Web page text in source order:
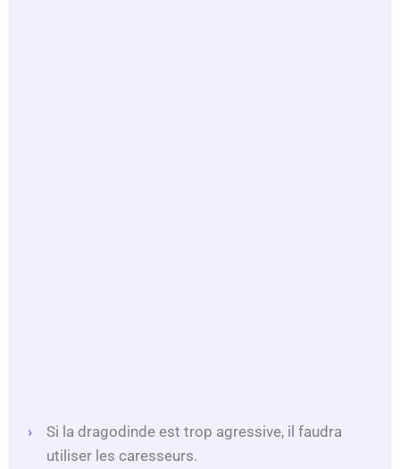
Si la dragodinde est trop agressive, il faudra
utiliser les caresseurs.